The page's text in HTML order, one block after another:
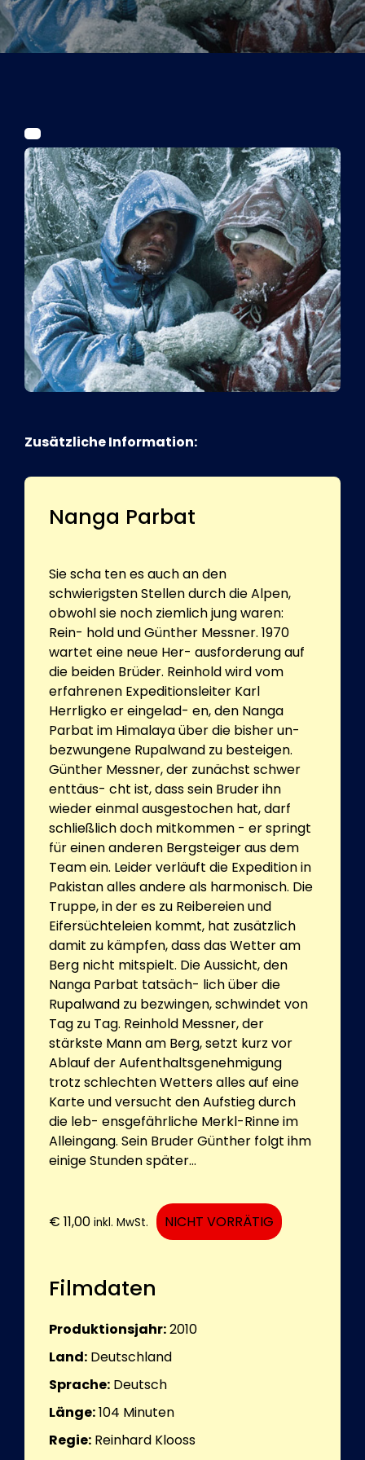
Tickets
Kurier Romy 2026
Zusätzliche Information:
Nanga Parbat
Sie scha ten es auch an den
schwierigsten Stellen durch die Alpen,
obwohl sie noch ziemlich jung waren:
Rein- hold und Günther Messner. 1970
wartet eine neue Her- ausforderung auf
die beiden Brüder. Reinhold wird vom
erfahrenen Expeditionsleiter Karl
Herrligko er eingelad- en, den Nanga
Parbat im Himalaya über die bisher un-
bezwungene Rupalwand zu besteigen.
Günther Messner, der zunächst schwer
enttäus- cht ist, dass sein Bruder ihn
wieder einmal ausgestochen hat, darf
schließlich doch mitkommen - er springt
für einen anderen Bergsteiger aus dem
Team ein. Leider verläuft die Expedition in
Pakistan alles andere als harmonisch. Die
Truppe, in der es zu Reibereien und
Eifersüchteleien kommt, hat zusätzlich
damit zu kämpfen, dass das Wetter am
Berg nicht mitspielt. Die Aussicht, den
Nanga Parbat tatsäch- lich über die
Rupalwand zu bezwingen, schwindet von
Tag zu Tag. Reinhold Messner, der
stärkste Mann am Berg, setzt kurz vor
Ablauf der Aufenthaltsgenehmigung
trotz schlechten Wetters alles auf eine
Karte und versucht den Aufstieg durch
die leb- ensgefährliche Merkl-Rinne im
Alleingang. Sein Bruder Günther folgt ihm
einige Stunden später...
€ 11,00 inkl. MwSt. NICHT VORRÄTIG
Filmdaten
Produktionsjahr:2010
Land: Deutschland
Sprache: Deutsch
Länge:104 Minuten
Regie: Reinhard Klooss